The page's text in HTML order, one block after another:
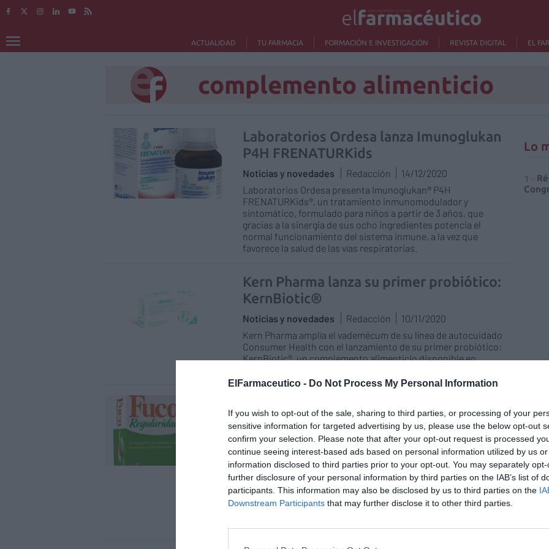
ElFarmaceutico - Do Not Process My Personal Information
If you wish to opt-out of the sale, sharing to third parties, or processing of your
sensitive information for targeted advertising by us, please use the below opt-out
confirm your selection. Please note that after your opt-out request is processed
continue seeing interest-based ads based on personal information utilized by us
information disclosed to third parties prior to your opt-out. You may separately
further disclosure of your personal information by third parties on the IAB’s list of
participants. This information may also be disclosed by us to third parties on the
Downstream Participants that may further disclose it to other third parties.
ACTUALIDAD TU FARMACIA FORMACIÓN E INVESTIGACIÓN REVISTA DIGITAL EL
complemento alimenticio
Laboratorios Ordesa lanza Imunoglukan
P4H FRENATURKids
Noticias y novedades Redacción
14/12/2020
Laboratorios Ordesa presenta Imunoglukan® P4H
FRENATURKids®, un tratamiento inmunomodulador y
sintomático, formulado para niños a partir de 3 años, que
gracias a la sinergia de sus ocho ingredientes potencia el
normal funcionamiento del sistema inmune, a la vez que
favorece la salud de las vías respiratorias.
Kern Pharma lanza su primer probiótico:
KernBiotic®
Noticias y novedades Redacción
10/11/2020
Kern Pharma amplía el vademécum de su línea de autocuidado
Consumer Health con el lanzamiento de su primer probiótico:
KernBiotic®, un complemento alimenticio disponible en
con tecnología bicapa que mantiene la
regularidad del tránsito intestinal y el
cuidado de la mucosa
Noticias y novedades Redacción
23/10/2020
Fuca Regularidad, de Uriach, es el nuevo complemento
alimenticio que contribuye a mantener la regularidad del
Lo